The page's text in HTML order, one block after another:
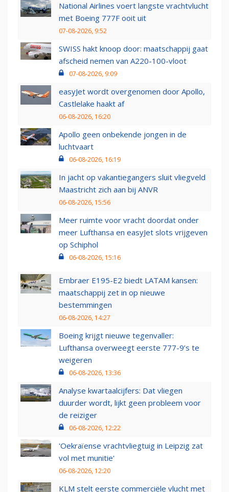
National Airlines voert langste vrachtvlucht
met Boeing 777F ooit uit
07-08-2026, 9:52
SWISS hakt knoop door: maatschappij gaat
afscheid nemen van A220-100-vloot
07-08-2026, 9:09
easyJet wordt overgenomen door Apollo,
Castlelake haakt af
06-08-2026, 16:20
Apollo geen onbekende jongen in de
luchtvaart
06-08-2026, 16:19
In jacht op vakantiegangers sluit vliegveld
Maastricht zich aan bij ANVR
06-08-2026, 15:56
Meer ruimte voor vracht doordat onder
meer Lufthansa en easyJet slots vrijgeven
op Schiphol
06-08-2026, 15:16
Embraer E195-E2 biedt LATAM kansen:
maatschappij zet in op nieuwe
bestemmingen
06-08-2026, 14:27
Boeing krijgt nieuwe tegenvaller:
Lufthansa overweegt eerste 777-9’s te
weigeren
06-08-2026, 13:36
Analyse kwartaalcijfers: Dat vliegen
duurder wordt, lijkt geen probleem voor
de reiziger
06-08-2026, 12:22
'Oekraïense vrachtvliegtuig in Leipzig zat
vol met munitie'
06-08-2026, 12:20
KLM stelt eerste commerciële vlucht met